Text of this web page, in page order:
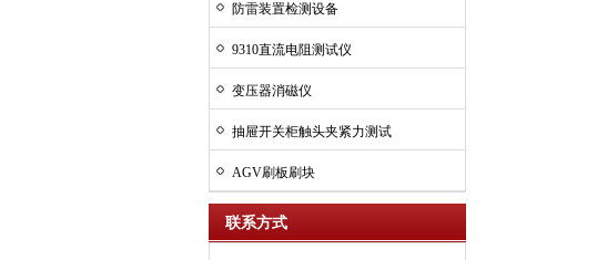
防雷装置检测设备
9310直流电阻测试仪
变压器消磁仪
抽屉开关柜触头夹紧力测试
AGV刷板刷块
联系方式